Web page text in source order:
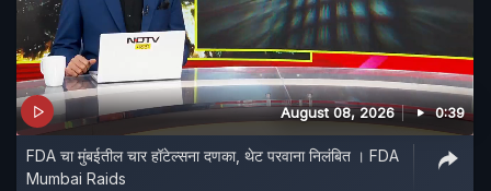
August 08, 2026 0:39
FDA चा मुंबईतील चार हॉटेल्सना दणका, थेट परवाना निलंबित । FDA
Mumbai Raids